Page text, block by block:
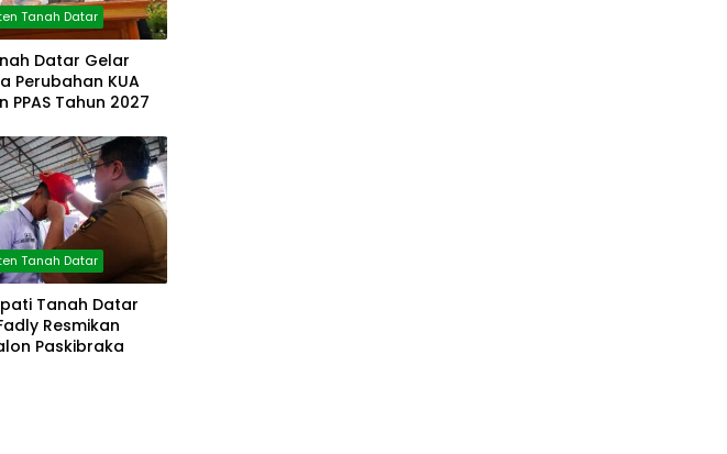
Tanah Datar
Datar Gelar
Perubahan KUA
PPAS Tahun 2027
Tanah Datar
Tanah Datar
Resmikan
Paskibraka